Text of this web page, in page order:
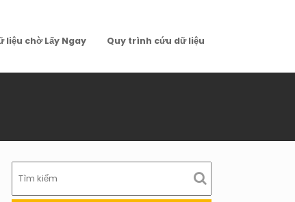
liệu chờ Lấy Ngay Quy trình cứu dữ liệu